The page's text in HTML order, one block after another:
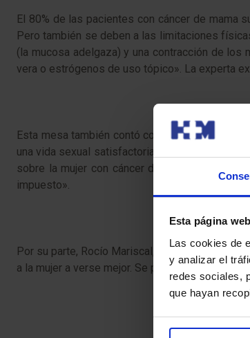
Esta página
Las cookies de
y analizar el
redes sociales,
que hayan
El 80% de las pacientes con cáncer de mama
Pero también se deben a las limitaciones
(la mucosa adelgaza) y una contracción de
vera o estrógenos de uso tópico». La experta
Esta mesa también contó con la presencia de
una vida sexual satisfactoria, pero la pareja
sobre la mujer con cáncer de mama desde la
impuesto».
Por su parte, Rocío Mariscal, especialista en
a la mujer a verse mejor. Se puede hacer